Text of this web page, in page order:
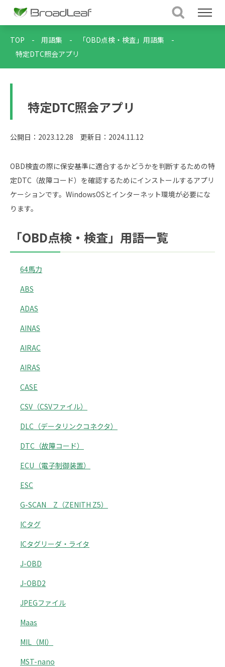
TOP - 用語集 - 「OBD点検・検査」用語集
-
特定DTC照会アプリ
特定DTC照会アプリ
公開日：2023.12.28 更新日：2024.11.12
OBD検査の際に保安基準に適合するかどうかを判断するための特
定DTC（故障コード）を確認するためにインストールするアプリ
ケーションです。WindowsOSとインターネット環境が必要にな
ります。
「OBD点検・検査」用語一覧
64馬力
ABS
ADAS
AINAS
AIRAC
AIRAS
CASE
CSV（CSVファイル）
DLC（データリンクコネクタ）
DTC（故障コード）
ECU（電子制御装置）
ESC
G-SCAN Z（ZENITH Z5）
ICタグ
ICタグリーダ・ライタ
J-OBD
J-OBD2
JPEGファイル
Maas
MIL（MI）
MST-nano